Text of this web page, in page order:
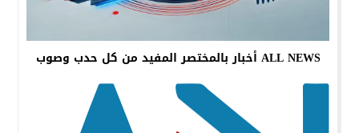
ALL NEWS أخبار بالمختصر المفيد من كل حدب وصوب